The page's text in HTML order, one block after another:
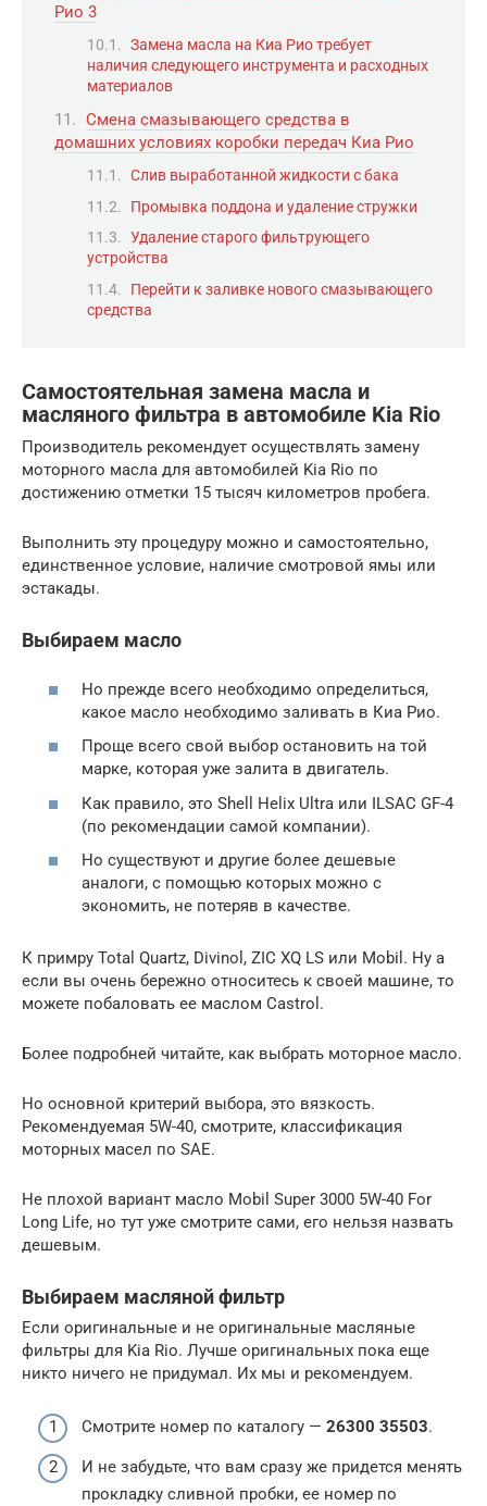
Рио 3
Замена масла на Киа Рио требует
наличия следующего инструмента и расходных
материалов
Смена смазывающего средства в
домашних условиях коробки передач Киа Рио
Слив выработанной жидкости с бака
Промывка поддона и удаление стружки
Удаление старого фильтрующего
устройства
Перейти к заливке нового смазывающего
средства
Самостоятельная замена масла и
масляного фильтра в автомобиле Kia Rio
Производитель рекомендует осуществлять замену
моторного масла для автомобилей Kia Rio по
достижению отметки 15 тысяч километров пробега.
Выполнить эту процедуру можно и самостоятельно,
единственное условие, наличие смотровой ямы или
эстакады.
Выбираем масло
Но прежде всего необходимо определиться,
какое масло необходимо заливать в Киа Рио.
Проще всего свой выбор остановить на той
марке, которая уже залита в двигатель.
Как правило, это Shell Helix Ultra или ILSAC GF-4
(по рекомендации самой компании).
Но существуют и другие более дешевые
аналоги, с помощью которых можно с
экономить, не потеряв в качестве.
К примру Total Quartz, Divinol, ZIC XQ LS или Mobil. Ну а
если вы очень бережно относитесь к своей машине, то
можете побаловать ее маслом Castrol.
Более подробней читайте, как выбрать моторное масло.
Но основной критерий выбора, это вязкость.
Рекомендуемая 5W-40, смотрите, классификация
моторных масел по SAE.
Не плохой вариант масло Mobil Super 3000 5W-40 For
Long Life, но тут уже смотрите сами, его нельзя назвать
дешевым.
Выбираем масляной фильтр
Если оригинальные и не оригинальные масляные
фильтры для Kia Rio. Лучше оригинальных пока еще
никто ничего не придумал. Их мы и рекомендуем.
Смотрите номер по каталогу — 26300 35503.
И не забудьте, что вам сразу же придется менять
прокладку сливной пробки, ее номер по